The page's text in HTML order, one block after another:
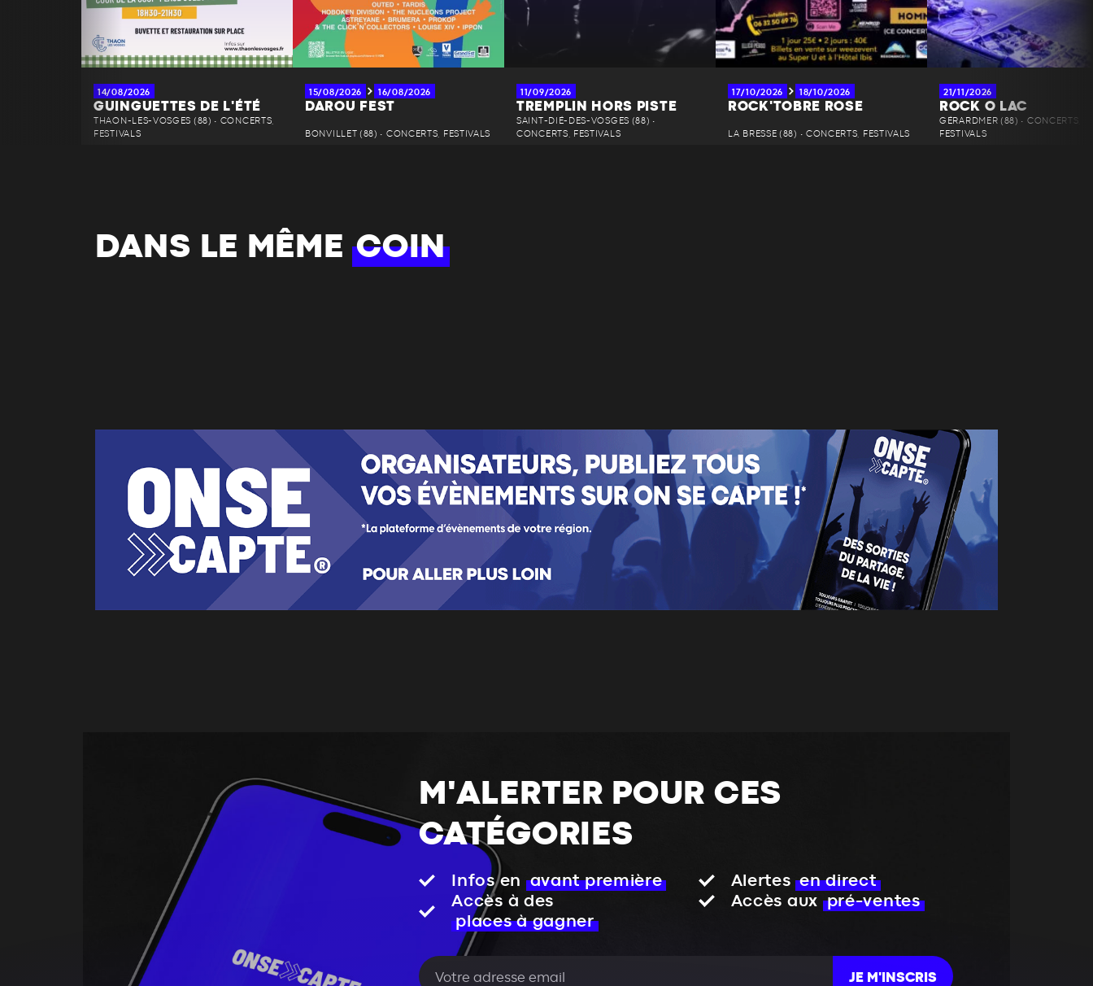
14/08/2026
GUINGUETTES DE L'ÉTÉ
THAON-LES-VOSGES (88) • CONCERTS,
FESTIVALS
15/08/2026 16/08/2026
DAROU FEST
BONVILLET (88) • CONCERTS, FESTIVALS
11/09/2026
TREMPLIN HORS PISTE
SAINT-DIÉ-DES-VOSGES (88) •
CONCERTS, FESTIVALS
17/10/2026 18/10/2026
ROCK'TOBRE ROSE
LA BRESSE (88) • CONCERTS, FESTIVALS
21/11/2026
ROCK O LAC
GÉRARDMER (88) • CONCERTS,
FESTIVALS
DANS LE MÊMECOIN
M'ALERTER POUR CES
CATÉGORIES
Infos en avant première Alertes en direct
Accès à des
places à gagner
Accès aux pré-ventes
JE M'INSCRIS